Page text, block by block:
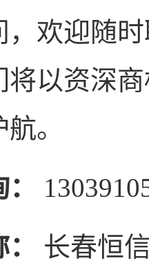
，欢迎随
将以资深
。
长春恒